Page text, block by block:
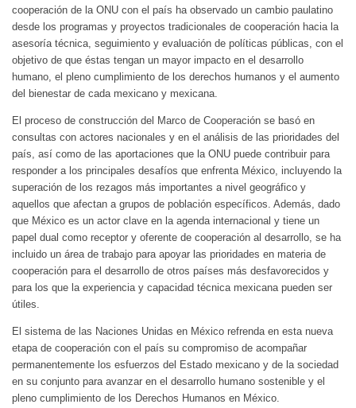
cooperación de la ONU con el país ha observado un cambio paulatino
desde los programas y proyectos tradicionales de cooperación hacia la
asesoría técnica, seguimiento y evaluación de políticas públicas, con el
objetivo de que éstas tengan un mayor impacto en el desarrollo
humano, el pleno cumplimiento de los derechos humanos y el aumento
del bienestar de cada mexicano y mexicana.
El proceso de construcción del Marco de Cooperación se basó en
consultas con actores nacionales y en el análisis de las prioridades del
país, así como de las aportaciones que la ONU puede contribuir para
responder a los principales desafíos que enfrenta México, incluyendo la
superación de los rezagos más importantes a nivel geográfico y
aquellos que afectan a grupos de población específicos. Además, dado
que México es un actor clave en la agenda internacional y tiene un
papel dual como receptor y oferente de cooperación al desarrollo, se ha
incluido un área de trabajo para apoyar las prioridades en materia de
cooperación para el desarrollo de otros países más desfavorecidos y
para los que la experiencia y capacidad técnica mexicana pueden ser
útiles.
El sistema de las Naciones Unidas en México refrenda en esta nueva
etapa de cooperación con el país su compromiso de acompañar
permanentemente los esfuerzos del Estado mexicano y de la sociedad
en su conjunto para avanzar en el desarrollo humano sostenible y el
pleno cumplimiento de los Derechos Humanos en México.